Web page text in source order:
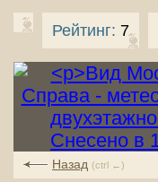
Рейтинг: 7
Назад (ctrl ←)